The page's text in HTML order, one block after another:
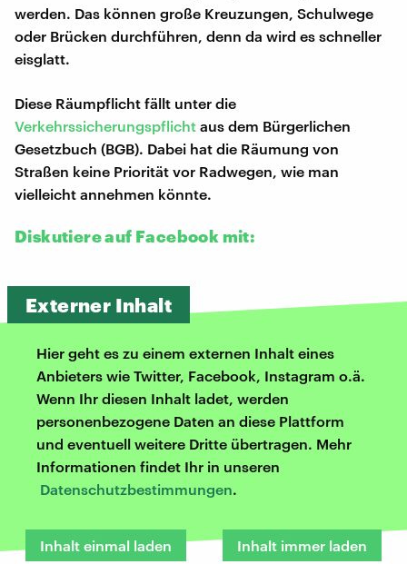
werden. Das können große Kreuzungen, Schulwege
oder Brücken durchführen, denn da wird es schneller
eisglatt.
Diese Räumpflicht fällt unter die
Verkehrssicherungspflicht aus dem Bürgerlichen
Gesetzbuch (BGB). Dabei hat die Räumung von
Straßen keine Priorität vor Radwegen, wie man
vielleicht annehmen könnte.
Diskutiere auf Facebook mit:
Externer Inhalt
Hier geht es zu einem externen Inhalt eines
Anbieters wie Twitter, Facebook, Instagram o.ä.
Wenn Ihr diesen Inhalt ladet, werden
personenbezogene Daten an diese Plattform
und eventuell weitere Dritte übertragen. Mehr
Informationen findet Ihr in unseren
Datenschutzbestimmungen.
Inhalt einmal laden Inhalt immer laden